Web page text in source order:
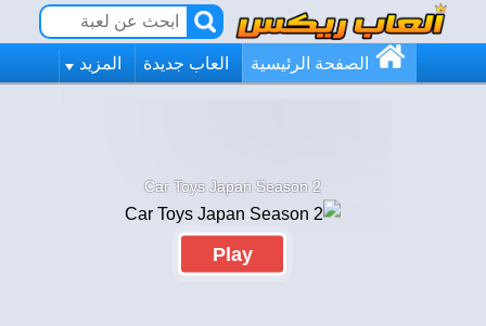
الصفحة الرئيسية العاب جديدة المزيد
Car Toys Japan Season 2
Play